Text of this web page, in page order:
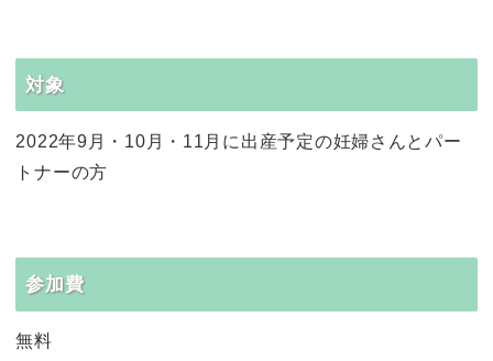
対象
2022年9月・10月・11月に出産予定の妊婦さんとパー
トナーの方
参加費
無料